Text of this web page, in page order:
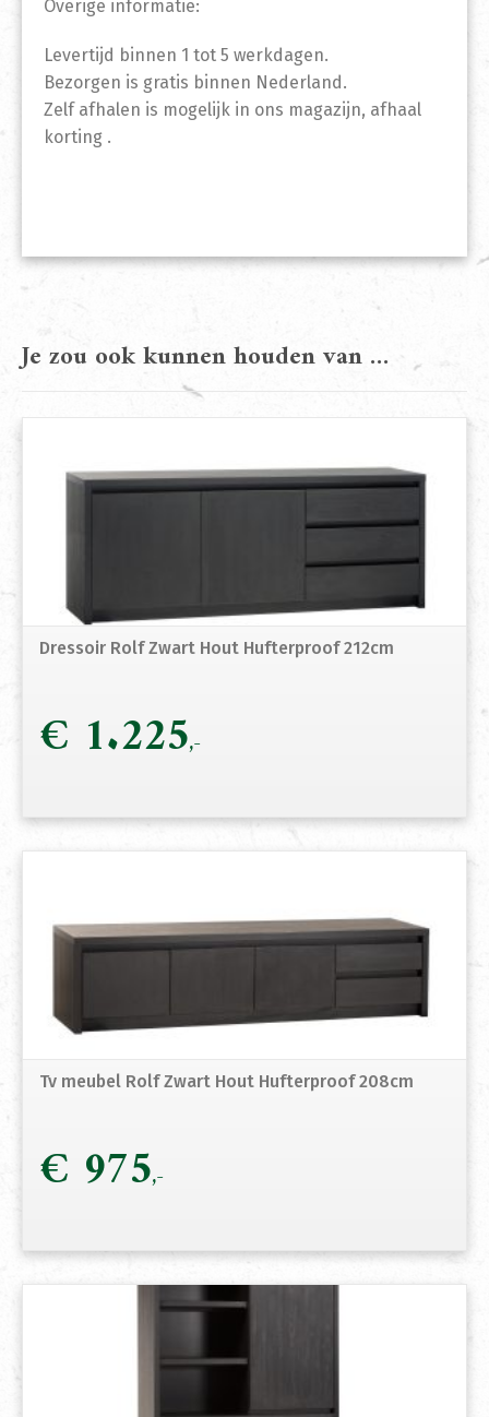
Overige informatie:
Levertijd binnen 1 tot 5 werkdagen.
Bezorgen is gratis binnen Nederland.
Zelf afhalen is mogelijk in ons magazijn, afhaal
korting .
Je zou ook kunnen houden van …
Dressoir Rolf Zwart Hout Hufterproof 212cm
€ 1.225
Tv meubel Rolf Zwart Hout Hufterproof 208cm
€ 975